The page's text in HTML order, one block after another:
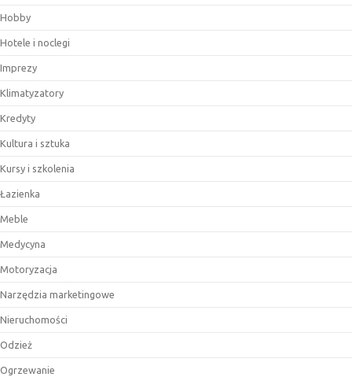
Hobby
Hotele i noclegi
Imprezy
Klimatyzatory
Kredyty
Kultura i sztuka
Kursy i szkolenia
Łazienka
Meble
Medycyna
Motoryzacja
Narzędzia marketingowe
Nieruchomości
Odzież
Ogrzewanie